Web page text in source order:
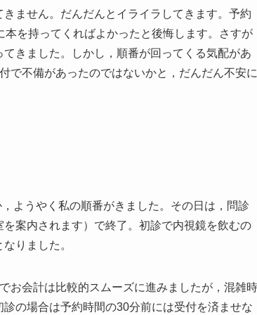
ません。だんだんとイライラしてきます。予約
を持ってくればよかったと後悔します。さすが
きました。しかし，順番が回ってくる気配があ
で不備があったのではないかと，だんだん不安に
ようやく私の順番がきました。その日は，問診
案内されます）で終了。初診で内視鏡を飲むの
りました。
お会計は比較的スムーズに進みましたが，混雑時
の場合は予約時間の30分前には受付を済ませな